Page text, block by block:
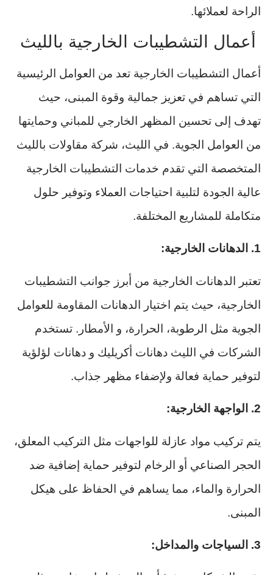
الراحة لعملائها.
أعمال التشطيبات الخارجية بالليث
أعمال التشطيبات الخارجية تعد من العوامل الرئيسية
التي تساهم في تعزيز جمالية وقوة المبنى، حيث
تهدف إلى تحسين المظهر الخارجي للمباني وحمايتها
من العوامل الجوية. في الليث، شركة مقاولات بالليث
المتخصصة التي تقدم خدمات التشطيبات الخارجية
عالية الجودة لتلبية احتياجات العملاء وتوفير حلول
متكاملة للمشاريع المختلفة.
1. الدهانات الخارجية:
تعتبر الدهانات الخارجية من أبرز جوانب التشطيبات
الخارجية، حيث يتم اختيار الدهانات المقاومة للعوامل
الجوية مثل الرطوبة، الحرارة، و الأمطار. تستخدم
الشركات في الليث دهانات أكريليك و دهانات لؤلؤية
لتوفير حماية فعالة ولإضفاء مظهر جذاب.
2. الواجهة الخارجية:
يتم تركيب مواد عازلة للواجهات مثل التركيب المعلق،
الحجر الصناعي أو الرخام لتوفير حماية إضافية ضد
الحرارة والماء، مما يساهم في الحفاظ على هيكل
المبنى.
3. السياجات والمداخل: